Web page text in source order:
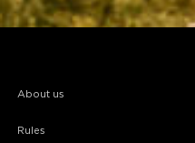
About us
Rules